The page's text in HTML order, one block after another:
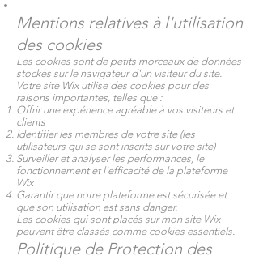
Mentions relatives à l'utilisation
des cookies
Les cookies sont de petits morceaux de données
stockés sur le navigateur d'un visiteur du site.
Votre site Wix utilise des cookies pour des
raisons importantes, telles que :
Offrir une expérience agréable à vos visiteurs et
clients
Identifier les membres de votre site (les
utilisateurs qui se sont inscrits sur votre site)
Surveiller et analyser les performances, le
fonctionnement et l'efficacité de la plateforme
Wix
Garantir que notre plateforme est sécurisée et
que son utilisation est sans danger.
Les cookies qui sont placés sur mon site Wix
peuvent être classés comme cookies essentiels.
Politique de Protection des